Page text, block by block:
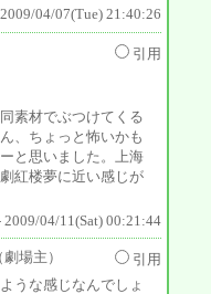
04/07(Tue) 21:40:26
引用
素材でぶつけてくる
、ちょっと怖いかも
と思いました。上海
紅楼夢に近い感じが
2009/04/11(Sat) 00:21:44
場主）
引用
うな感じなんでしょ